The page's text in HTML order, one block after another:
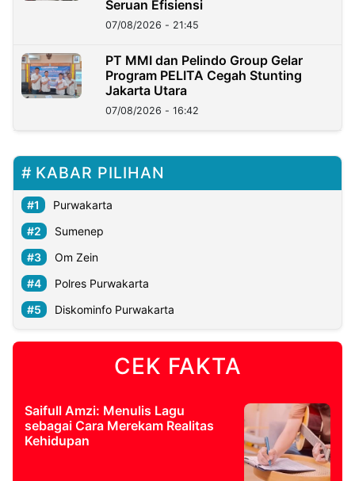
Seruan Efisiensi
07/08/2026 - 21:45
PT MMI dan Pelindo Group Gelar
Program PELITA Cegah Stunting
Jakarta Utara
07/08/2026 - 16:42
KABAR PILIHAN
Purwakarta
Sumenep
Om Zein
Polres Purwakarta
Diskominfo Purwakarta
CEK FAKTA
Saifull Amzi: Menulis Lagu
sebagai Cara Merekam Realitas
Kehidupan